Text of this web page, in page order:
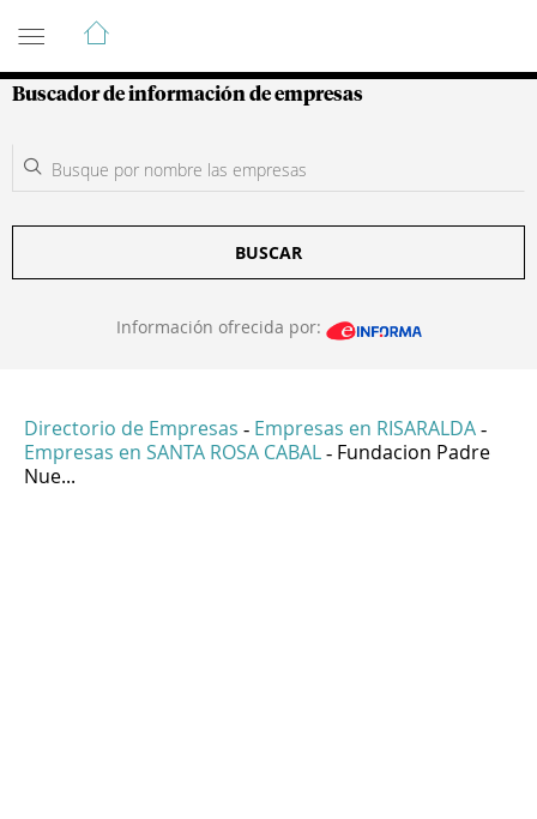
Guía de Empresas Colombianas
Buscador de información de empresas
BUSCAR
Información ofrecida por:
Directorio de Empresas - Empresas en RISARALDA -
Empresas en SANTA ROSA CABAL - Fundacion Padre
Nue...